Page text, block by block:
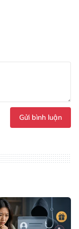
Gửi bình luận